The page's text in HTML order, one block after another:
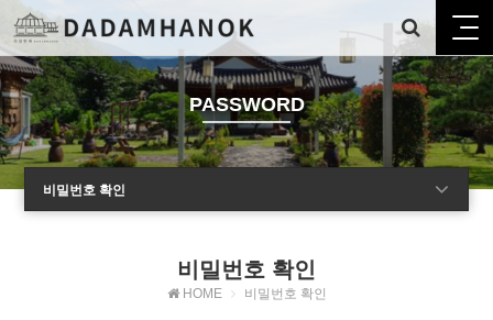
PASSWORD
비밀번호 확인
비밀번호 확인
HOME 비밀번호 확인